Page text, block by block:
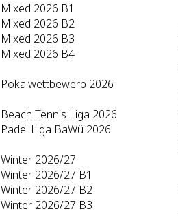
Mixed 2026 B1
Mixed 2026 B2
Mixed 2026 B3
Mixed 2026 B4
Pokalwettbewerb 2026
Beach Tennis Liga 2026
Padel Liga BaWü 2026
Winter 2026/27
Winter 2026/27 B1
Winter 2026/27 B2
Winter 2026/27 B3